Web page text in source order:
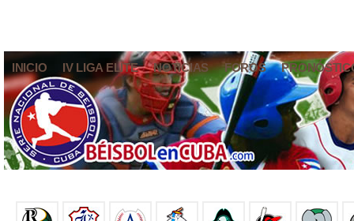
INICIO IV LIGA ELITE NOTICIAS FOROS